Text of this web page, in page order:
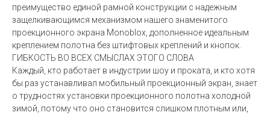
преимущество единой рамной конструкции с надежным
защелкивающимся механизмом нашего знаменитого
проекционного экрана Monoblox, дополненное идеальным
креплением полотна без штифтовых креплений и кнопок.
ГИБКОСТЬ ВО ВСЕХ СМЫСЛАХ ЭТОГО СЛОВА
Каждый, кто работает в индустрии шоу и проката, и кто хотя
бы раз устанавливал мобильный проекционный экран, знает
о трудностях установки проекционного полотна холодной
зимой, потому что оно становится слишком плотным или,